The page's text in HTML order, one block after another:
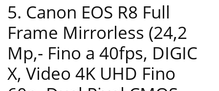
5. Canon EOS R8 Full
Frame Mirrorless (24,2
Mp,- Fino a 40fps, DIGIC
X, Video 4K UHD Fino